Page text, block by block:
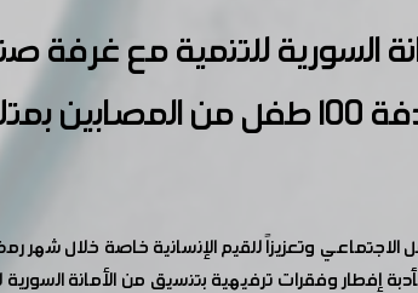
السورية للتنمية مع
واسرهم
الاجتماعي وتعزيزاً للقيم الإنسانية خاصة